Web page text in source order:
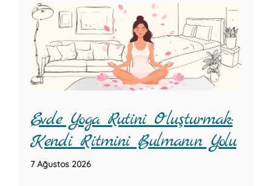
Evde Yoga Rutini Oluşturmak:
Kendi Ritmini Bulmanın Yolu
7 Ağustos 2026